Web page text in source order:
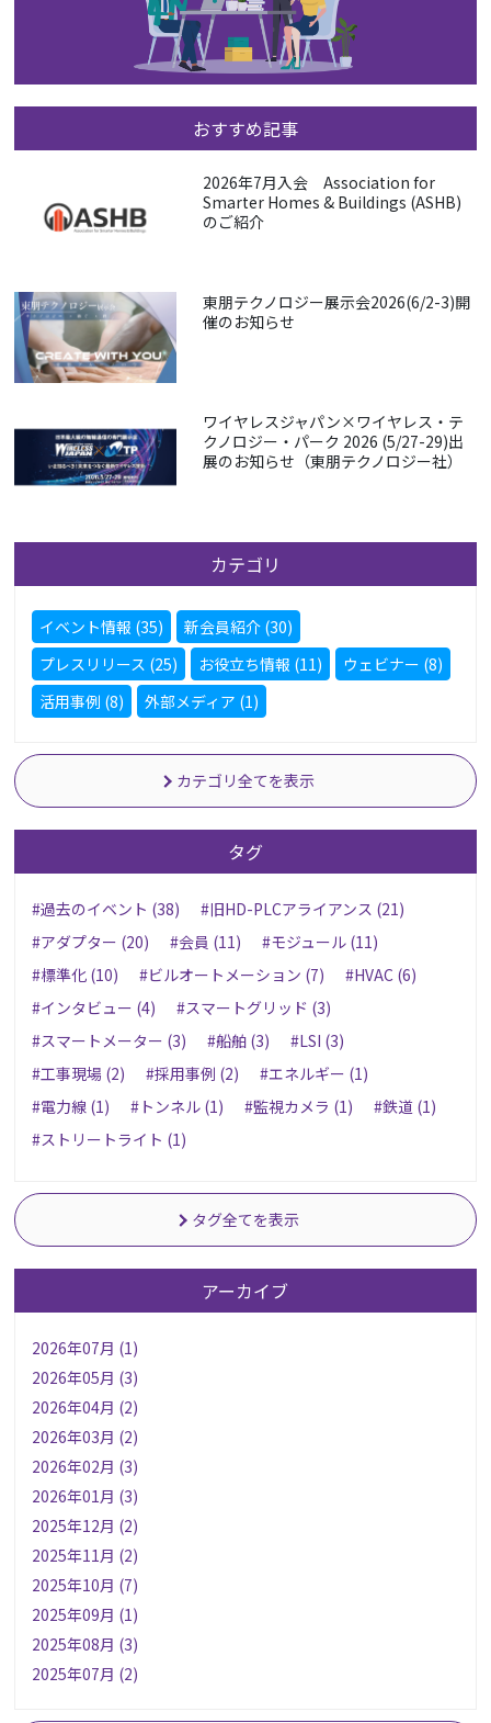
おすすめ記事
2026年7月入会 Association for
Smarter Homes & Buildings (ASHB)
のご紹介
東朋テクノロジー展示会2026(6/2-3)開
催のお知らせ
ワイヤレスジャパン×ワイヤレス・テ
クノロジー・パーク 2026 (5/27-29)出
展のお知らせ（東朋テクノロジー社）
カテゴリ
イベント情報 (35)
新会員紹介 (30)
プレスリリース (25)
お役立ち情報 (11)
ウェビナー (8)
活用事例 (8)
外部メディア (1)
カテゴリ全てを表示
タグ
#過去のイベント (38)
#旧HD-PLCアライアンス (21)
#アダプター (20)
#会員 (11)
#モジュール (11)
#標準化 (10)
#ビルオートメーション (7)
#HVAC (6)
#インタビュー (4)
#スマートグリッド (3)
#スマートメーター (3)
#船舶 (3)
#LSI (3)
#工事現場 (2)
#採用事例 (2)
#エネルギー (1)
#電力線 (1)
#トンネル (1) #監視カメラ (1)
#鉄道 (1)
#ストリートライト (1)
タグ全てを表示
アーカイブ
2026年07月 (1)
2026年05月 (3)
2026年04月 (2)
2026年03月 (2)
2026年02月 (3)
2026年01月 (3)
2025年12月 (2)
2025年11月 (2)
2025年10月 (7)
2025年09月 (1)
2025年08月 (3)
2025年07月 (2)